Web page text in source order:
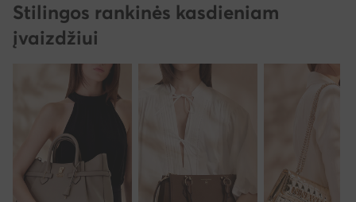
Stilingos rankinės kasdieniam
įvaizdžiui